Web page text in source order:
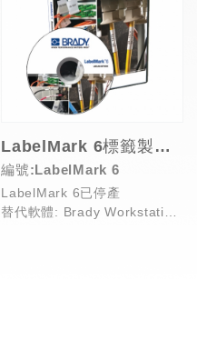
LabelMark 6標籤製作軟體(停產)
編號:LabelMark 6
LabelMark 6已停產
替代軟體: Brady Workstation